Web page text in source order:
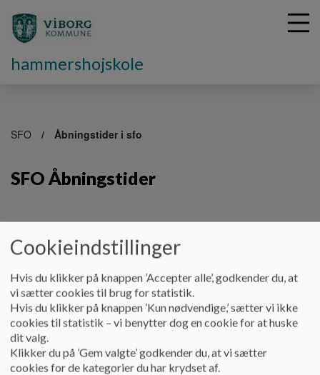
v
hammershojskole
SFO Åbningstider i sfo
SFO Åbningstider
SFO - åbningstider
Mandag - Torsdag 6.15-8.00 og 11.30-16.45
Fredag 6.15-8.00 og 11.30-15.45
Cookieindstillinger
Hvis du klikker på knappen ’Accepter alle’, godkender du, at
vi sætter cookies til brug for statistik.
Hvis du klikker på knappen ’Kun nødvendige,’ sætter vi ikke
cookies til statistik – vi benytter dog en cookie for at huske
dit valg.
Klikker du på ’Gem valgte’ godkender du, at vi sætter
cookies for de kategorier du har krydset af.